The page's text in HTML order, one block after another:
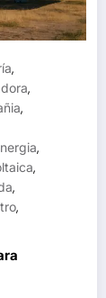
,
,
,
,
,
,
,